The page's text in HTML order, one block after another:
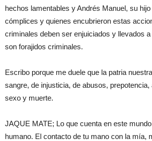
hechos lamentables yAndrés Manuel, su
cómplices y quienes encubrieron estas
criminales deben ser enjuiciados y llevados
son forajidos criminales.
Escribo porque me duele que la patria
sangre, de injusticia, de abusos, prepotencia,
sexo y muerte.
JAQUE MATE; Lo que cuenta en este
humano. El contacto de tu mano con la mía,